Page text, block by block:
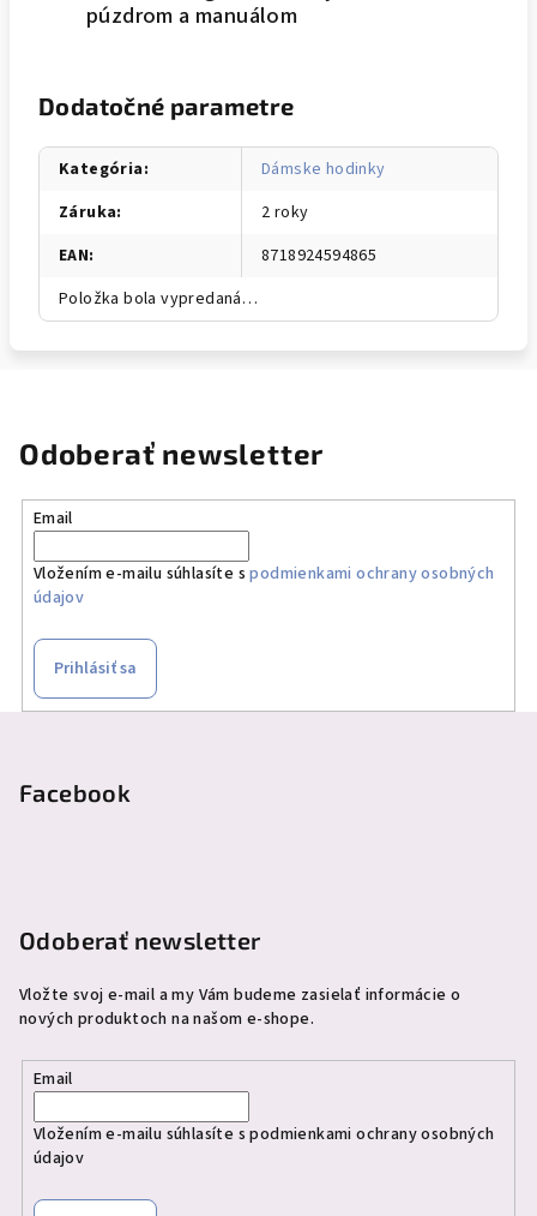
púzdrom a manuálom
Dodatočné parametre
Kategória:
Dámske hodinky
Záruka:
2 roky
EAN:
8718924594865
Položka bola vypredaná…
Odoberať newsletter
Email
Vložením e-mailu súhlasíte spodmienkami ochrany osobných
údajov
Prihlásiť sa
Facebook
Odoberať newsletter
Vložte svoj e-mail a my Vám budeme zasielať informácie o
nových produktoch na našom e-shope.
Email
Vložením e-mailu súhlasíte spodmienkami ochrany osobných
údajov